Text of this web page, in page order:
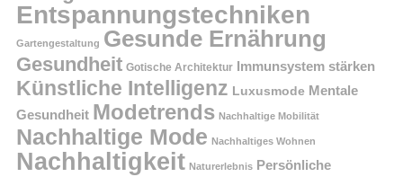
Entspannungstechniken
Gartengestaltung Gesunde Ernährung
Gesundheit Gotische Architektur Immunsystem stärken
Künstliche Intelligenz Luxusmode Mentale
Gesundheit Modetrends Nachhaltige Mobilität
Nachhaltige Mode Nachhaltiges Wohnen
Nachhaltigkeit Naturerlebnis Persönliche